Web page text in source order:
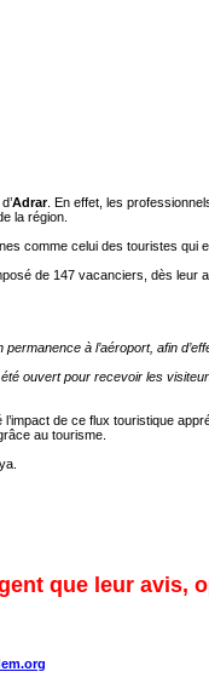
Adrar. En effet, les
la région.
comme celui des touristes qui
de 147 vacanciers, dès leur
à l’aéroport, afin
ouvert pour recevoir les
l’impact de ce flux touristique
au tourisme.
que leur avis,